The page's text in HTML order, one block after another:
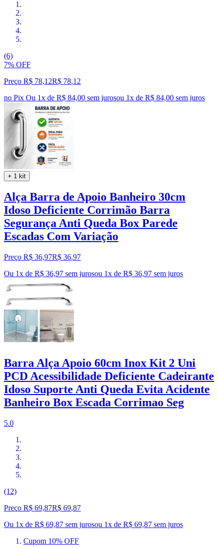
(6)
7% OFF
Preço R$ 78,12R$ 78,12
no Pix Ou 1x de R$ 84,00 sem jurosou 1x de R$ 84,00 sem juros
+ 1 kit
Alça Barra de Apoio Banheiro 30cm
Idoso Deficiente Corrimão Barra
Segurança Anti Queda Box Parede
Escadas Com Variação
Preço R$ 36,97R$ 36,97
Ou 1x de R$ 36,97 sem jurosou 1x de R$ 36,97 sem juros
Barra Alça Apoio 60cm Inox Kit 2 Uni
PCD Acessibilidade Deficiente Cadeirante
Idoso Suporte Anti Queda Evita Acidente
Banheiro Box Escada Corrimao Seg
5.0
(12)
Preço R$ 69,87R$ 69,87
Ou 1x de R$ 69,87 sem jurosou 1x de R$ 69,87 sem juros
Cupom 10% OFF